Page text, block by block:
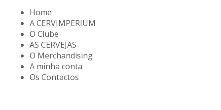
Home
A CERVIMPERIUM
O Clube
AS CERVEJAS
O Merchandising
A minha conta
Os Contactos